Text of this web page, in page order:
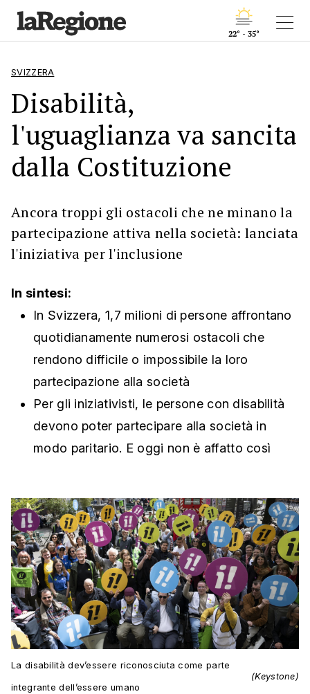
22° - 35°
SVIZZERA
Disabilità,
l'uguaglianza va sancita
dalla Costituzione
Ancora troppi gli ostacoli che ne minano la
partecipazione attiva nella società: lanciata
l'iniziativa per l'inclusione
In sintesi:
In Svizzera, 1,7 milioni di persone affrontano
quotidianamente numerosi ostacoli che
rendono difficile o impossibile la loro
partecipazione alla società
Per gli iniziativisti, le persone con disabilità
devono poter partecipare alla società in
modo paritario. E oggi non è affatto così
La disabilità dev’essere riconosciuta come parte
integrante dell’essere umano
(Keystone)